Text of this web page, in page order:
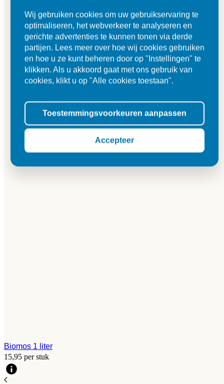
Biomos 1 liter
15,95 per stuk
Wij gebruiken cookies om uw gebruikservaring te
optimaliseren, het webverkeer te analyseren en
gerichte advertenties te kunnen tonen via derde
partijen. Lees meer over hoe wij cookies gebruiken
en hoe u ze kunt beheren door op "Instellingen" te
klikken. Als u akkoord gaat met ons gebruik van
cookies, klikt u op "Alle cookies toestaan".
Toestemmingsvoorkeuren aanpassen
Accepteer